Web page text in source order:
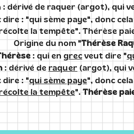
: dérivé de raquer (argot), qui
: "qui sème paye", donc
la tempête". Thérèse
Origine du nom "Thérèse
: qui en grec veut dire "
: dérivé de raquer (argot), qui
: "qui sème paye", donc
la tempête".Thérèse